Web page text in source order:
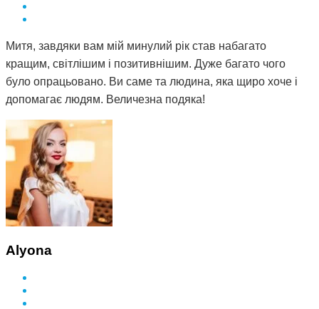
Митя, завдяки вам мій минулий рік став набагато
кращим, світлішим і позитивнішим. Дуже багато чого
було опрацьовано. Ви саме та людина, яка щиро хоче і
допомагає людям. Величезна подяка!
Alyona